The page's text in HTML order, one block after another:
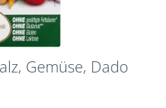
Gemüse, Dado